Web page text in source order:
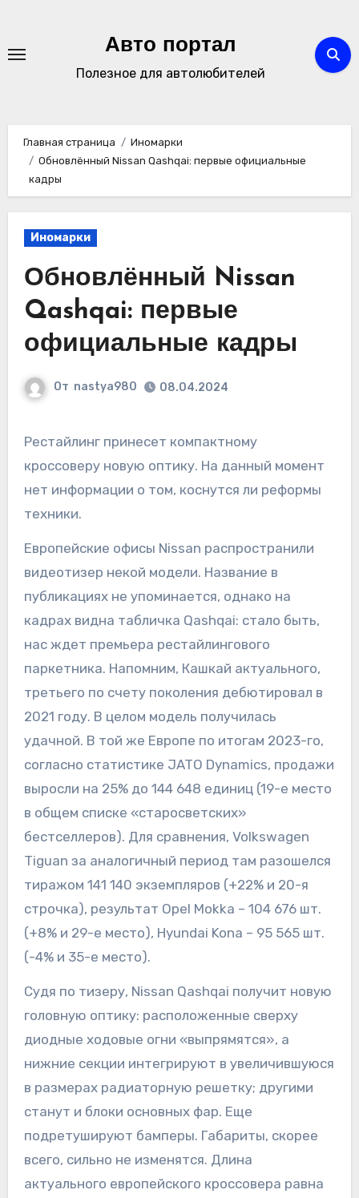
содержимому
Авто портал
Полезное для автолюбителей
Главная страница
Иномарки
Обновлённый Nissan Qashqai: первые официальные
кадры
Иномарки
Обновлённый Nissan
Qashqai: первые
официальные кадры
От nastya980 08.04.2024
Рестайлинг принесет компактному
кроссоверу новую оптику. На данный момент
нет информации о том, коснутся ли реформы
техники.
Европейские офисы Nissan распространили
видеотизер некой модели. Название в
публикациях не упоминается, однако на
кадрах видна табличка Qashqai: стало быть,
нас ждет премьера рестайлингового
паркетника. Напомним, Кашкай актуального,
третьего по счету поколения дебютировал в
2021 году. В целом модель получилась
удачной. В той же Европе по итогам 2023-го,
согласно статистике JATO Dynamics, продажи
выросли на 25% до 144 648 единиц (19-е место
в общем списке «старосветских»
бестселлеров). Для сравнения, Volkswagen
Tiguan за аналогичный период там разошелся
тиражом 141 140 экземпляров (+22% и 20-я
строчка), результат Opel Mokka – 104 676 шт.
(+8% и 29-е место), Hyundai Kona – 95 565 шт.
(-4% и 35-е место).
Судя по тизеру, Nissan Qashqai получит новую
головную оптику: расположенные сверху
диодные ходовые огни «выпрямятся», а
нижние секции интегрируют в увеличившуюся
в размерах радиаторную решетку; другими
станут и блоки основных фар. Еще
подретушируют бамперы. Габариты, скорее
всего, сильно не изменятся. Длина
актуального европейского кроссовера равна